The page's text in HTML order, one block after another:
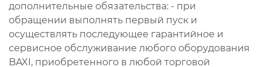
дополнительные обязательства: - при
обращении выполнять первый пуск и
осуществлять последующее гарантийное и
сервисное обслуживание любого оборудования
BAXI, приобретенного в любой торговой